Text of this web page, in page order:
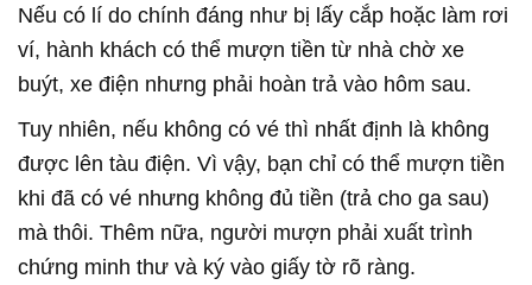
Nếu có lí do chính đáng như bị lấy cắp hoặc làm rơi
ví, hành khách có thể mượn tiền từ nhà chờ xe
buýt, xe điện nhưng phải hoàn trả vào hôm sau.
Tuy nhiên, nếu không có vé thì nhất định là không
được lên tàu điện. Vì vậy, bạn chỉ có thể mượn tiền
khi đã có vé nhưng không đủ tiền (trả cho ga sau)
mà thôi. Thêm nữa, người mượn phải xuất trình
chứng minh thư và ký vào giấy tờ rõ ràng.